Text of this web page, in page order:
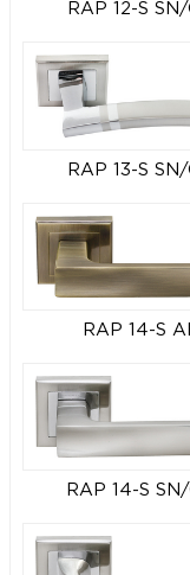
RAP 12-S SN/
RAP 13-S SN/
RAP 14-S
RAP 14-S